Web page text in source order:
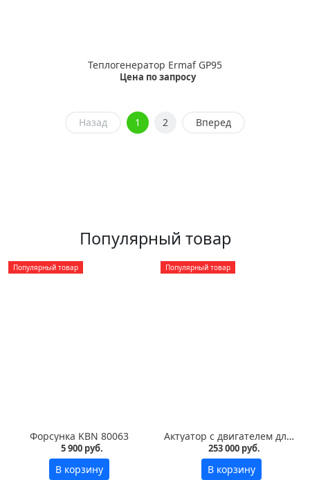
Теплогенератор Ermaf GP95
Цена по запросу
Назад 1 2 Вперед
Популярный товар
Популярный товар
Форсунка KBN 80063
5 900 руб.
В корзину
Популярный товар
Актуатор с двигателем для инкубатора Pas Reform
253 000 руб.
В корзину